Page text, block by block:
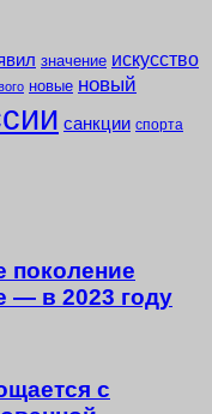
значение искусство
новые новый
санкции спорта
поколение
— в 2023 году
с